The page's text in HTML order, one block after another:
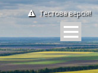
Тестова версія!